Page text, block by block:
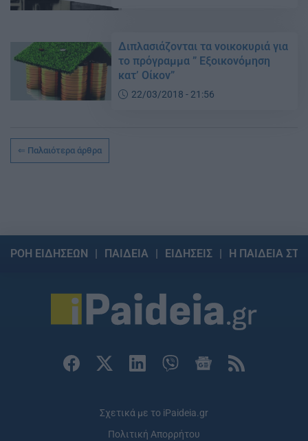
Διπλασιάζονται τα νοικοκυριά για
το πρόγραμμα ” Εξοικονόμηση
κατ’ Οίκον”
22/03/2018 - 21:56
Παλαιότερα άρθρα
ΡΟΗ ΕΙΔΗΣΕΩΝ ΠΑΙΔΕΙΑ ΕΙΔΗΣΕΙΣ Η ΠΑΙΔΕΙΑ
Σχετικά με το iPaideia.gr
Πολιτική Απορρήτου